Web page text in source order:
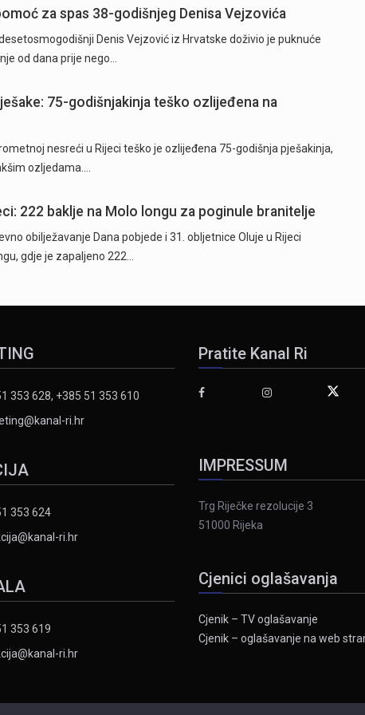
za spas 38-godišnjeg Denisa Vejzovića
Denis Vejzović iz Hrvatske doživio je puknuće
od dana prije nego…
75-godišnjakinja teško ozlijeđena na
nesreći u Rijeci teško je ozlijeđena 75-godišnja pješakinja,
ozljedama.…
222 baklje na Molo longu za poginule branitelje
obilježavanje Dana pobjede i 31. obljetnice Oluje u Rijeci
gdje je zapaljeno 222…
353 628, +385 51 353 610
ri.hr
353 624
ri.hr
353 619
ri.hr
Pratite Kanal Ri
IMPRESSUM
Trg Riječke rezolucije 3
51000 Rijeka
Cjenici oglašavanja
Cjenik – TV oglašavanje
Cjenik – oglašavanje na web